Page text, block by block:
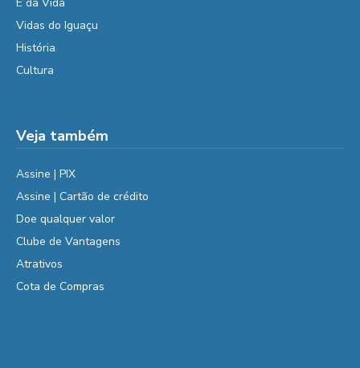
Vidas do Iguaçu
História
Cultura
Veja também
Assine | PIX
Assine | Cartão de crédito
Doe qualquer valor
Clube de Vantagens
Atrativos
Cota de Compras